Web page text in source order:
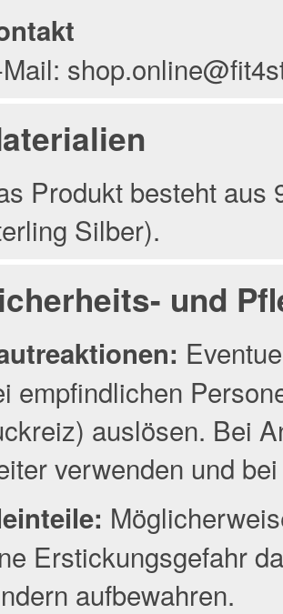
Produkt besteht aus
Silber).
und
empfindlichen
auslösen. Bei
verwenden und
Erstickungsgefahr
aufbewahren.